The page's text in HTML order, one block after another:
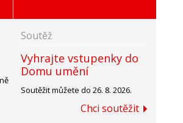
Soutěž
Vyhrajte vstupenky do
Domu umění
Soutěžit můžete do 26. 8. 2026.
Chci soutěžit